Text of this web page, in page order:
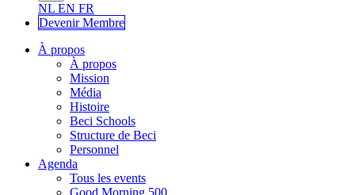
NL EN FR
Devenir Membre
À propos
À propos
Mission
Média
Histoire
Beci Schools
Structure de Beci
Personnel
Agenda
Tous les events
Good Morning 500